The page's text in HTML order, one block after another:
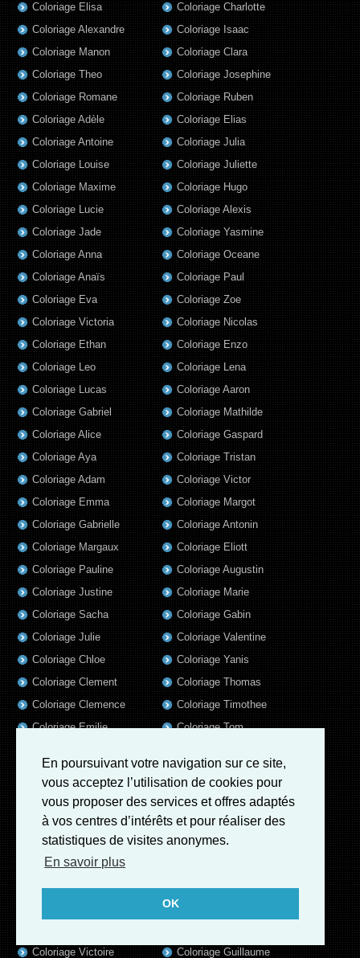
En poursuivant votre navigation sur ce site,
vous acceptez l’utilisation de cookies pour
vous proposer des services et offres adaptés
à vos centres d’intérêts et pour réaliser des
statistiques de visites anonymes.
En savoir plus
OK
Coloriage Elisa
Coloriage Alexandre
Coloriage Manon
Coloriage Theo
Coloriage Romane
Coloriage Adèle
Coloriage Antoine
Coloriage Louise
Coloriage Maxime
Coloriage Lucie
Coloriage Jade
Coloriage Anna
Coloriage Anaïs
Coloriage Eva
Coloriage Victoria
Coloriage Ethan
Coloriage Leo
Coloriage Lucas
Coloriage Gabriel
Coloriage Alice
Coloriage Aya
Coloriage Adam
Coloriage Emma
Coloriage Gabrielle
Coloriage Charlotte
Coloriage Isaac
Coloriage Clara
Coloriage Josephine
Coloriage Ruben
Coloriage Elias
Coloriage Julia
Coloriage Juliette
Coloriage Hugo
Coloriage Alexis
Coloriage Yasmine
Coloriage Oceane
Coloriage Paul
Coloriage Zoe
Coloriage Nicolas
Coloriage Enzo
Coloriage Lena
Coloriage Aaron
Coloriage Mathilde
Coloriage Gaspard
Coloriage Tristan
Coloriage Victor
Coloriage Margot
Coloriage Antonin
Coloriage Margaux
Coloriage Pauline
Coloriage Justine
Coloriage Sacha
Coloriage Julie
Coloriage Chloe
Coloriage Clement
Coloriage Clemence
Coloriage Emilie
Coloriage Lola
Coloriage Valentin
Coloriage Jules
Coloriage Romain
Coloriage Victoire
Coloriage Eliott
Coloriage Augustin
Coloriage Marie
Coloriage Gabin
Coloriage Valentine
Coloriage Yanis
Coloriage Thomas
Coloriage Timothee
Coloriage Tom
Coloriage Baptiste
Coloriage Lisa
Coloriage Alix
Coloriage Mathis
Coloriage Rose
Coloriage Guillaume